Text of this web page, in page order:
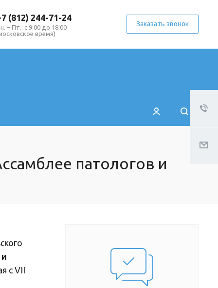
(812) 244-71-24
– Пт.: с 9:00 до 18:00
время)
Заказать звонок
патологов и
с VII